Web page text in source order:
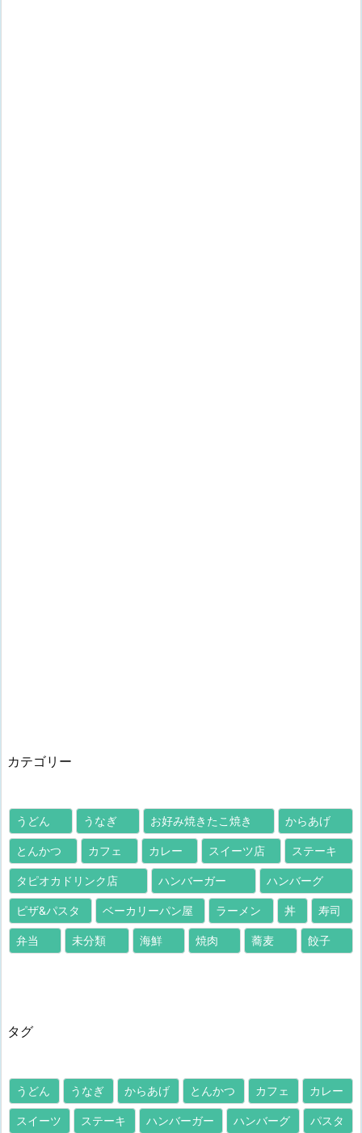
カテゴリー
うどん うなぎ お好み焼きたこ焼き からあげ
とんかつ カフェ カレー スイーツ店 ステーキ
タピオカドリンク店 ハンバーガー ハンバーグ
ピザ&パスタ ベーカリーパン屋 ラーメン 丼 寿司
弁当 未分類 海鮮 焼肉 蕎麦 餃子
タグ
うどん うなぎ からあげ とんかつ カフェ カレー
スイーツ ステーキ ハンバーガー ハンバーグ パスタ